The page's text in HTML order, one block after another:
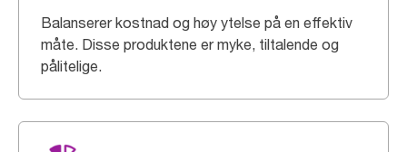
Balanserer kostnad og høy ytelse på en effektiv
måte. Disse produktene er myke, tiltalende og
pålitelige.